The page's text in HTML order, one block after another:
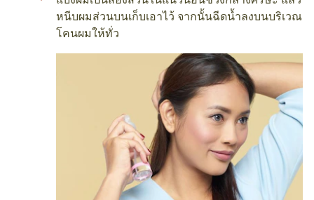
หนีบผมส่วนบนเก็บเอาไว้ จากนั้นฉีดน้ำลงบนบริเวณ
โคนผมให้ทั่ว